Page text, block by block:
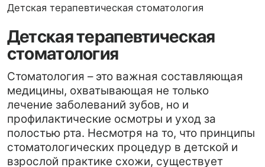
Детская терапевтическая
стоматология
Стоматология – это важная составляющая
медицины, охватывающая не только
лечение заболеваний зубов, но и
профилактические осмотры и уход за
полостью рта. Несмотря на то, что принципы
стоматологических процедур в детской и
взрослой практике схожи, существует
множество отличий, которые обусловлены
различиями в анатомии, физиологии и
психологии детей и взрослых.